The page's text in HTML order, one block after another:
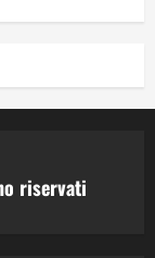
riservati